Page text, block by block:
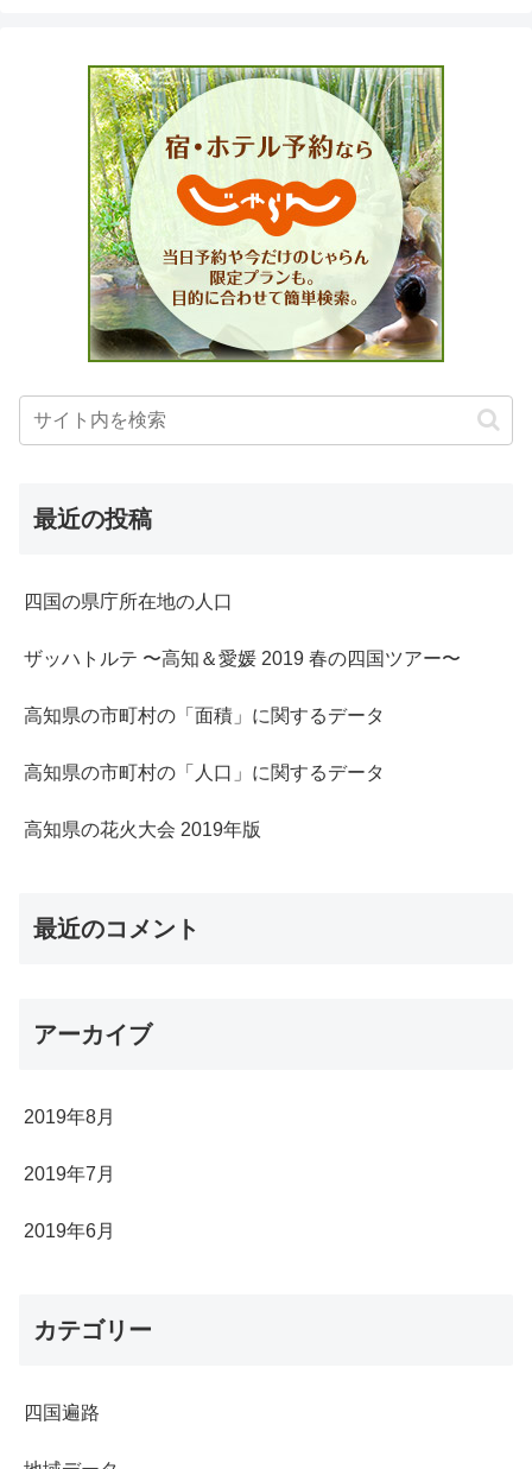
最近の投稿
四国の県庁所在地の人口
ザッハトルテ 〜高知＆愛媛 2019 春の四国ツアー〜
高知県の市町村の「面積」に関するデータ
高知県の市町村の「人口」に関するデータ
高知県の花火大会 2019年版
最近のコメント
アーカイブ
2019年8月
2019年7月
2019年6月
カテゴリー
四国遍路